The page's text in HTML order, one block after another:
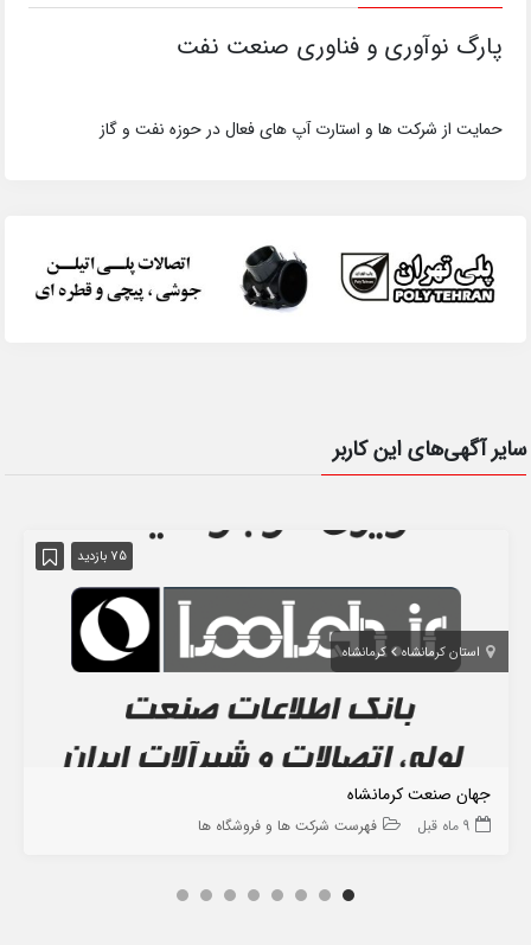
پارگ نوآوری و فناوری صنعت نفت
حمایت از شرکت ها و استارت آپ های فعال در حوزه نفت و گاز
سایر آگهی‌های این کاربر
75 بازدید
استان کرمانشاه کرمانشاه
جهان صنعت کرمانشاه
9 ماه قبل فهرست شرکت ها و فروشگاه ها